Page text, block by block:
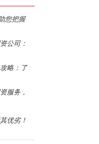
您把握
公司：
略：了
服务，
优劣！